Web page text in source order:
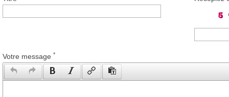
Votre message *